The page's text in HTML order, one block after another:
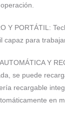
Y PORTÁTIL:
capaz para
Y
se puede
recargable
en